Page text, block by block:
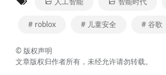
# roblox # 儿童安全 # 谷歌
© 版权声明
文章版权归作者所有，未经允许请勿转载。